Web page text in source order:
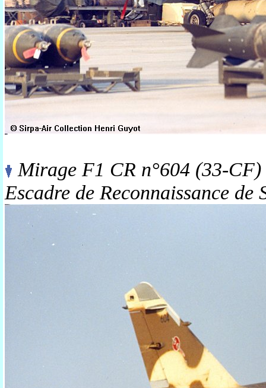
Mirage F1 CR n°604 (33-
Escadre de Reconnaissance